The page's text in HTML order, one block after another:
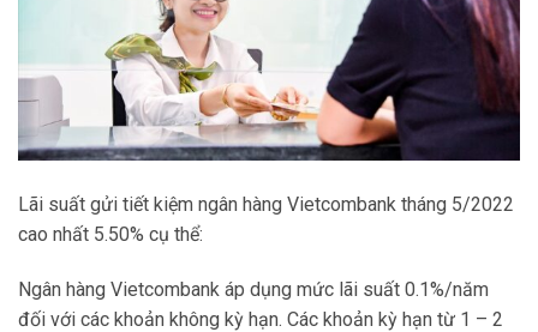
Lãi suất gửi tiết kiệm ngân hàng Vietcombank tháng 5/2022
cao nhất 5.50% cụ thể:
Ngân hàng Vietcombank áp dụng mức lãi suất 0.1%/năm
đối với các khoản không kỳ hạn. Các khoản kỳ hạn từ 1 – 2